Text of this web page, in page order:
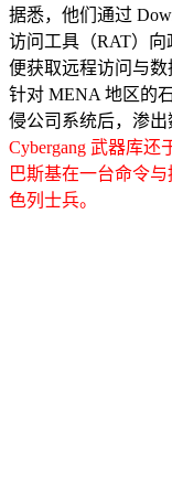
据悉，他们通过
访问工具（RAT）向
便获取远程访问与
针对 MENA 地区的
侵公司系统后，渗出
Cybergang 武器库
巴斯基在一台命令
色列士兵。